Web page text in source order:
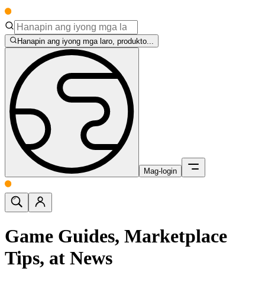
Hanapin ang iyong mga laro, produkto...
Mag-login
Game Guides, Marketplace
Tips, at News